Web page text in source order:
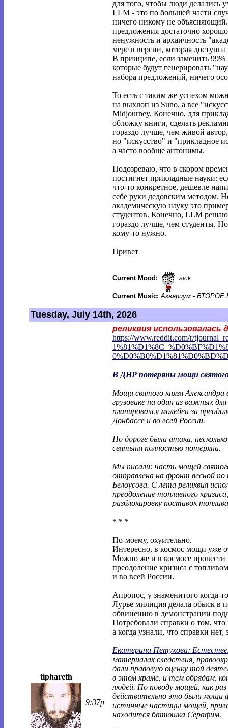
для того, чтобы люди делались
LLM - это по большей части
ничего никому не
предложения достаточно
ненужность и архаичность
мере в версии, которая
В принципе, если заменить
которые будут генерировать
набора предложений, ничего
То есть с таким же успехом
на выхлоп из Suno, а все
Midjourney. Конечно, для
обложку книги, сделать
гораздо лучше, чем живой
но "искусство" и "прикладное
а часто вообще антонимы.
Подозреваю, что в скором
постигнет прикладные науки:
что-то конкретное, дешевле
себе руки дедовским методом.
академическую науку это
студентов. Конечно, LLM
гораздо лучше, чем студенты.
кому-то нужно.
Привет
Current Mood: sick
Current Music: Аквариум - ВТОРОЕ
Tuesday, July 14th, 2026
tiphareth
9:37p
реликвия использовалась
https://www.reddit.com/r/
В ДНР потеряны мощи святого
Мощи святого князя Александра
грузовике на один из важных
планировался молебен за
Донбассе и во всей России.
По дороге была атака,
святыня полностью потеряна.
Мы писали: часть мощей
отправлена на фронт весной по
Белоусова. С лета реликвия
преодоление топливного
разблокировку поставок
* * *
По-моему, охуительно.
Интересно, в космос мощи уже
Можно же и в космосе провести
преодоление кризиса с
и во всей России.
Апропос, у знаменитого когда-
Лурье милиция делала обыск в
обвинению в демонстрации
Потребовали справки о том,
а когда узнали, что справки нет,
Екатерина Петухова:
материалах следствия,
дали правовую оценку той
в этом храме, и тем обрядам,
людей. По поводу мощей, как
действительно это были мощи
истинные частицы мощей,
находится батюшка Серафим.